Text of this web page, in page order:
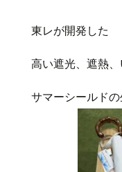
東レが開発した
高い遮光、遮熱、
サマーシールド